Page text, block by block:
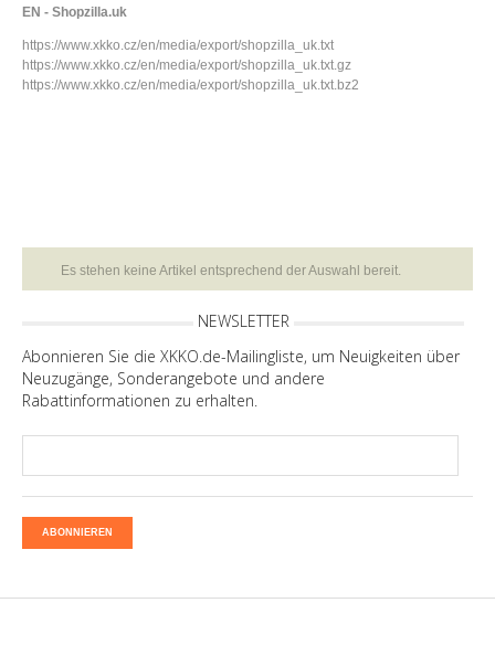
EN - Shopzilla.uk
https://www.xkko.cz/en/media/export/shopzilla_uk.txt
https://www.xkko.cz/en/media/export/shopzilla_uk.txt.gz
https://www.xkko.cz/en/media/export/shopzilla_uk.txt.bz2
Es stehen keine Artikel entsprechend der Auswahl bereit.
NEWSLETTER
Abonnieren Sie die XKKO.de-Mailingliste, um Neuigkeiten über
Neuzugänge, Sonderangebote und andere
Rabattinformationen zu erhalten.
ABONNIEREN